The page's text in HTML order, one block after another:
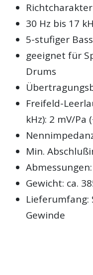
30 Hz bis 17
5-stufiger
geeignet für
Drums
Freifeld-
kHz): 2 mV/Pa
Min.
Gewicht: ca.
Gewinde